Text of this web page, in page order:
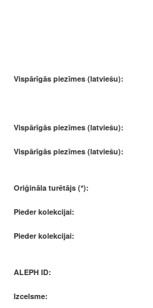
Vispārīgās piezīmes (latviešu):
Vispārīgās piezīmes (latviešu):
Vispārīgās piezīmes (latviešu):
Oriģināla turētājs (*):
Pieder kolekcijai:
Pieder kolekcijai:
ALEPH ID:
Izcelsme: